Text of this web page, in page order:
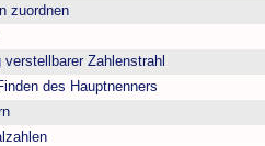
zuordnen
verstellbarer Zahlenstrahl
des Hauptnenners